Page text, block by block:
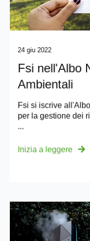
24 giu 2022
Fsi nell'Albo
Ambientali
Fsi si iscrive
per la gestione dei
...
Inizia a leggere